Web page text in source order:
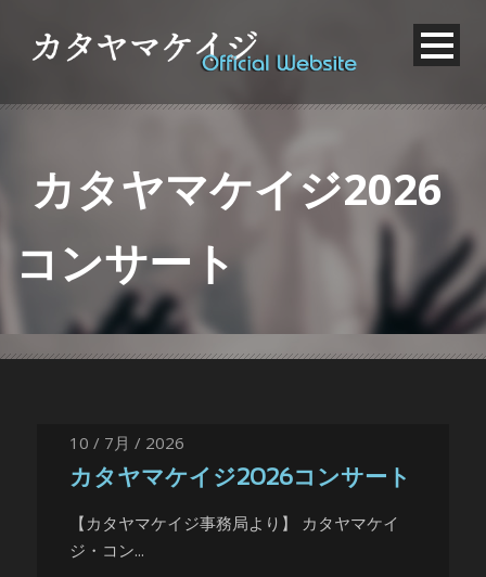
カタヤマケイジ2026
コンサート
10 / 7月 / 2026
カタヤマケイジ2026コンサート
【カタヤマケイジ事務局より】 カタヤマケイ
ジ・コン...